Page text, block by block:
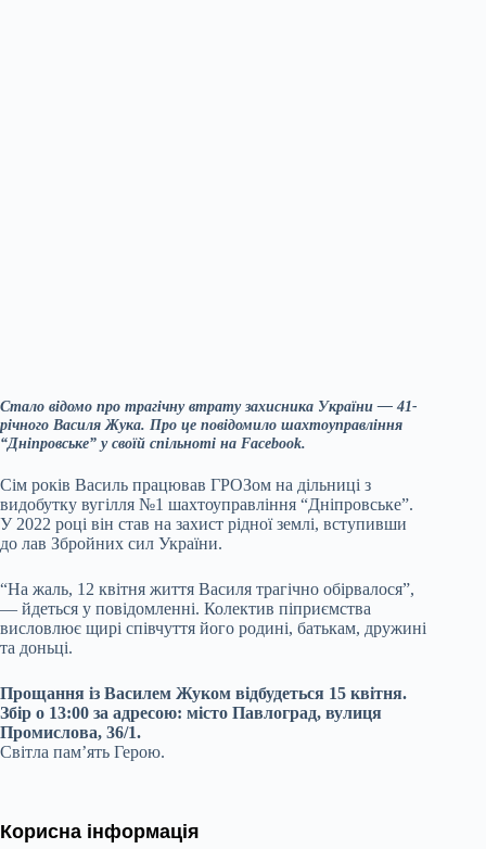
Стало відомо про трагічну втрату захисника України — 41-
річного Василя Жука. Про це повідомило шахтоуправління
“Дніпровське” у своїй спільноті на Facebook.
Сім років Василь працював ГРОЗом на дільниці з
видобутку вугілля №1 шахтоуправління “Дніпровське”.
У 2022 році він став на захист рідної землі, вступивши
до лав Збройних сил України.
“На жаль, 12 квітня життя Василя трагічно обірвалося”,
— йдеться у повідомленні. Колектив піприємства
висловлює щирі співчуття його родині, батькам, дружині
та доньці.
Прощання із Василем Жуком відбудеться 15 квітня.
Збір о 13:00 за адресою: місто Павлоград, вулиця
Промислова, 36/1.
Світла пам’ять Герою.
Корисна інформація